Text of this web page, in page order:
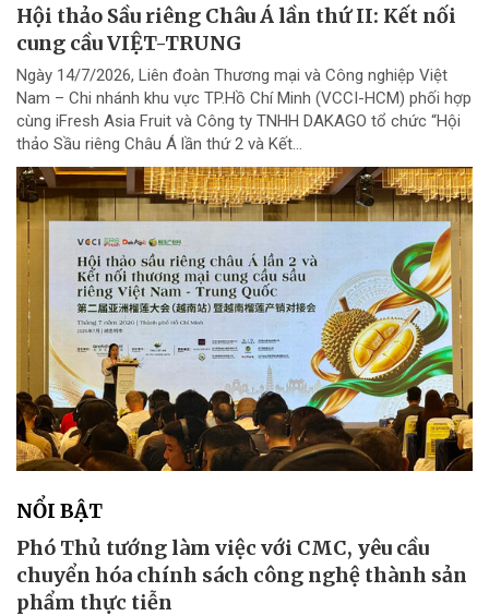
Hội thảo Sầu riêng Châu Á lần thứ II: Kết nối
cung cầu VIỆT-TRUNG
Ngày 14/7/2026, Liên đoàn Thương mại và Công nghiệp Việt
Nam – Chi nhánh khu vực TP.Hồ Chí Minh (VCCI-HCM) phối hợp
cùng iFresh Asia Fruit và Công ty TNHH DAKAGO tổ chức “Hội
thảo Sầu riêng Châu Á lần thứ 2 và Kết...
NỔI BẬT
Phó Thủ tướng làm việc với CMC, yêu cầu
chuyển hóa chính sách công nghệ thành sản
phẩm thực tiễn